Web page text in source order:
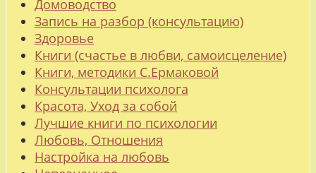
Домоводство
Запись на разбор (консультацию)
Здоровье
Книги (счастье в любви, самоисцеление)
Книги, методики С.Ермаковой
Консультации психолога
Красота, Уход за собой
Лучшие книги по психологии
Любовь, Отношения
Настройка на любовь